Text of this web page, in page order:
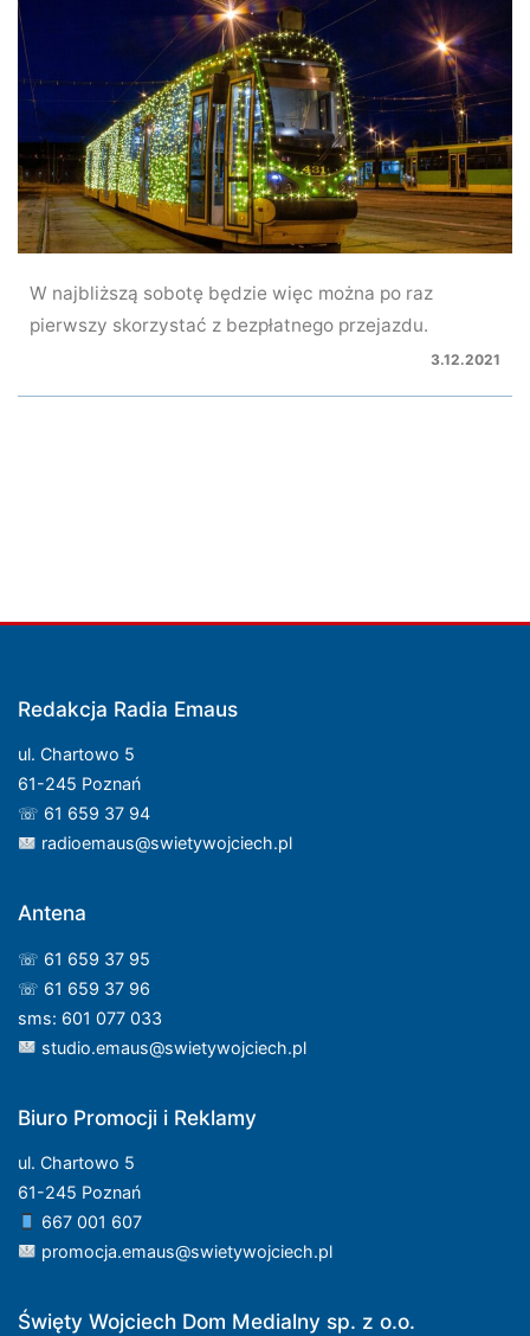
W najbliższą sobotę będzie więc można po raz
pierwszy skorzystać z bezpłatnego przejazdu.
3.12.2021
Redakcja Radia Emaus
ul. Chartowo 5
61-245 Poznań
☏ 61 659 37 94
radioemaus@swietywojciech.pl
Antena
☏ 61 659 37 95
☏ 61 659 37 96
sms: 601 077 033
studio.emaus@swietywojciech.pl
Biuro Promocji i Reklamy
ul. Chartowo 5
61-245 Poznań
667 001 607
promocja.emaus@swietywojciech.pl
Święty Wojciech Dom Medialny sp. z o.o.